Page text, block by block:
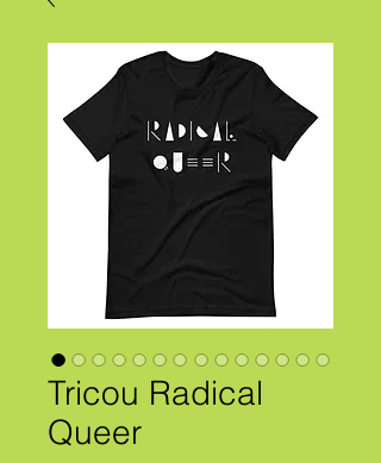
Tricou Radical
Queer